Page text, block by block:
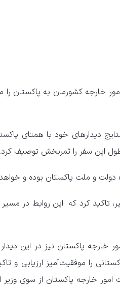
خارجه کشورمان به پاکستان را
دیدارهای خود با همتای
این سفر را ثمربخش توصیف کرد.
دولت و ملت پاکستان بوده و
تاکید کرد که این روابط در مسیر
خارجه پاکستان نیز در این
را موفقیت‌آمیز ارزیابی و
خارجه پاکستان از سوی وزیر